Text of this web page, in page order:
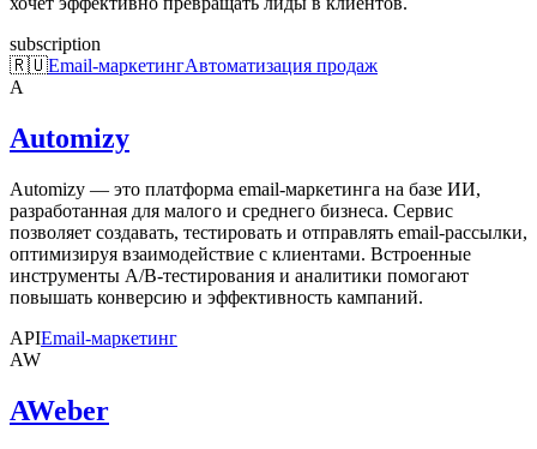
subscription
🇷🇺Email-маркетингАвтоматизация продаж
A
Automizy
Automizy — это платформа email-маркетинга на базе ИИ,
разработанная для малого и среднего бизнеса. Сервис
позволяет создавать, тестировать и отправлять email-рассылки,
оптимизируя взаимодействие с клиентами. Встроенные
инструменты A/B-тестирования и аналитики помогают
повышать конверсию и эффективность кампаний.
APIEmail-маркетинг
AW
AWeber